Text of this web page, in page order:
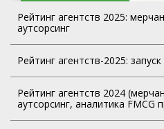
Рейтинг агентств 2025:
аутсорсинг
Рейтинг агентств-2025:
Рейтинг агентств 2024
аутсорсинг, аналитика FMCG